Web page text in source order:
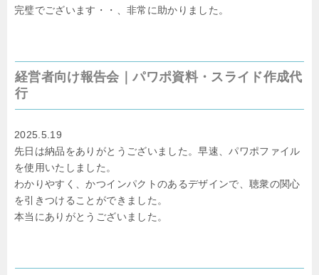
完璧でございます・・、非常に助かりました。
経営者向け報告会｜パワポ資料・スライド作成代
行
2025.5.19
先日は納品をありがとうございました。早速、パワポファイル
を使用いたしました。
わかりやすく、かつインパクトのあるデザインで、聴衆の関心
を引きつけることができました。
本当にありがとうございました。